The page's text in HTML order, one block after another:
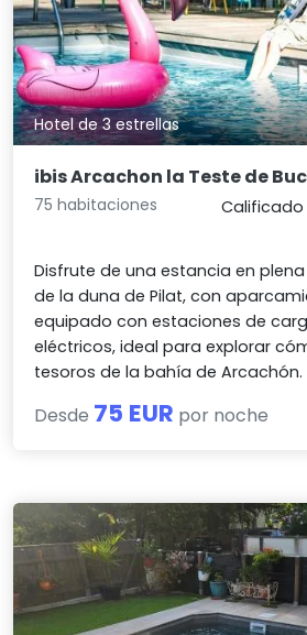
Hotel de 3 estrellas
ibis Arcachon la Teste de
75 habitaciones
Calificado
Disfrute de una estancia en
de la duna de Pilat, con
equipado con estaciones de
eléctricos, ideal para explorar
tesoros de la bahía de Arcachón.
Desde 75 EUR por noche